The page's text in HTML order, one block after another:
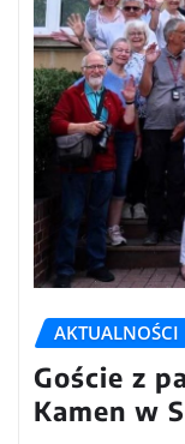
AKTUALNOŚCI
Goście z
Kamen w